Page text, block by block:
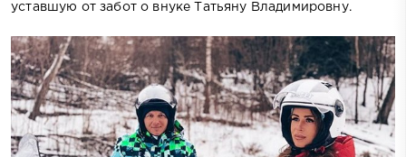
уставшую от забот о внуке Татьяну Владимировну.